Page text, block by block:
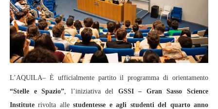
L’AQUILA– È ufficialmente partito il programma di orientamento
“Stelle e Spazio” , l’iniziativa del GSSI – Gran Sasso Science
Institute rivolta allestudentesse e agli studenti del quarto anno